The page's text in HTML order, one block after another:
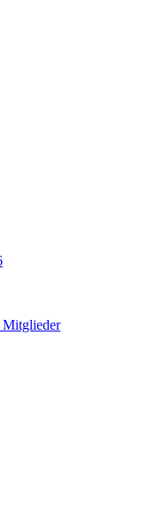
Mitglieder